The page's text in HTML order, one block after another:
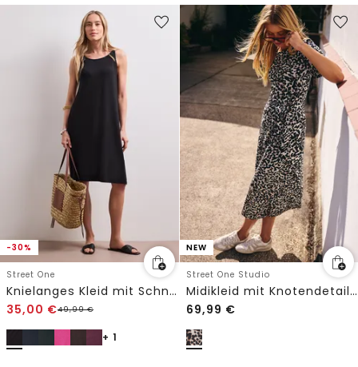
-30%
Street One
Knielanges Kleid mit Schnallendetail
35,00 €49,99€
+ 1
NEW
Street One Studio
Midikleid mit Knotendetail und Leo-Print
69,99 €